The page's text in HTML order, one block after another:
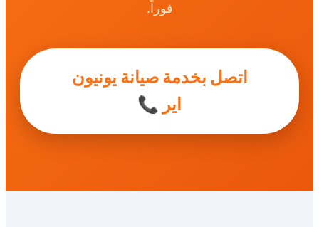
فوراً.
اتصل بخدمة صيانة يونيون
اير 📞